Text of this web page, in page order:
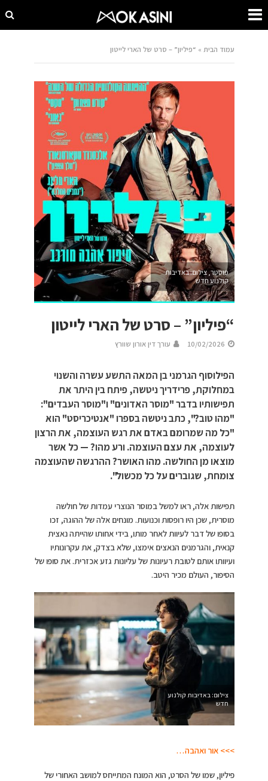
עמוד הבית » “פיליון” – סרט של הארי לייטון
פוסטר, צילום: באדיבות
קולנוע חדש
“פיליון” – סרט של הארי לייטון
10/02/2026 עורך דין אורון שוורץ
הפילוסוף הגרמני בן המאה התשע עשרה והשנוי
במחלוקת, פרידריך ניטשה, פיתח בין היתר את
תפישותיו בדבר "מוסר האדונים" ו"מוסר העבדים":
"מהו טוב?", כתב ניטשה בספרו "אנטיכריסט" הוא
"כל מה שמרומם באדם את רגש העוצמה, את הרצון
לעוצמה, את עצם העוצמה. ורע מהו? — כל אשר
מוצאו מן החולשה. מהו האושר? ההרגשה שהעוצמה
צומחת, שגוברים על כל מכשול".
תפישות אלה, ראו למשל במוסר הנוצרי עמדות של חולשה
מוסרית, שכן היו רופסות וכנועות. מונחים אלה של ההוגה, זכו
בסופו של דבר לעיוות לאחר מותו, בידי אחותו שהייתה נאצית
קנאית, והגרמנים הנאצים אימצו, שלא בצדק, את עקרונותיו
ועיוותו אותם לטובת רעיונות של עליונות גזע אכזרית. את סופו של
הסיפור, העולם מכיר היטב.
צילום: באדיבות קולנוע
חדש
>>> אור ואהבה…
פיליון, שמו של הסרט, הוא המונח המתייחס למושב האחורי של